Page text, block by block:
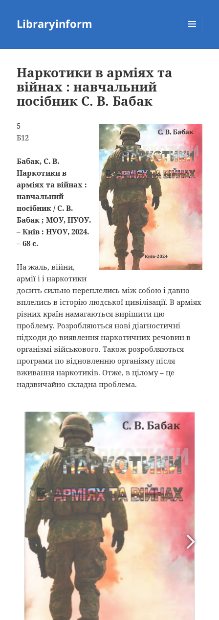
Libraryinform
Наркотики в арміях та
війнах : навчальний
посібник С. В. Бабак
5
Б12
Бабак, С. В.
Наркотики в
арміях та війнах :
навчальний
посібник / С. В.
Бабак ; МОУ, НУОУ.
– Київ : НУОУ, 2024.
– 68 с.
На жаль, війни,
армії і і наркотики
досить сильно переплелись між собою і давно
вплелись в історію людської цивілізації. В арміях
різних країн намагаються вирішити цю
проблему. Розробляються нові діагностичні
підходи до виявлення наркотичних речовин в
організмі військового. Також розробляються
програми по відновленню організму після
вживання наркотиків. Отже, в цілому – це
надзвичайно складна проблема.